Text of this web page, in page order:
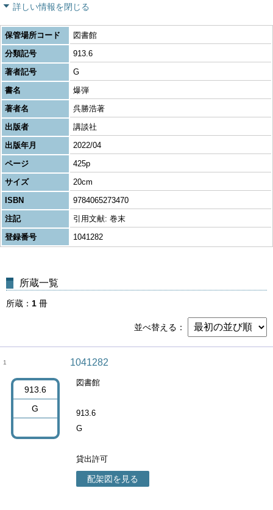
詳しい情報を閉じる
保管場所コード
図書館
分類記号
913.6
著者記号
G
書名
爆弾
著者名
呉勝浩著
出版者
講談社
出版年月
2022/04
ページ
425p
サイズ
20cm
ISBN
9784065273470
注記
引用文献: 巻末
登録番号
1041282
所蔵一覧
所蔵 1 冊
並べ替える
1
913.6
G
1041282
図書館
913.6
G
貸出許可
配架図を見る